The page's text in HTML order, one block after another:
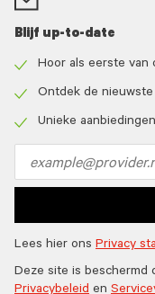
Blijf up-to-date
icon
Hoor als eerste van
icon
Ontdek de
Unieke
address
Lees hier ons Privacy
Deze site is beschermd
Privacybeleid en